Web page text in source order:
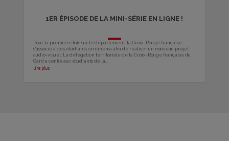
1ER ÉPISODE DE LA MINI-SÉRIE EN LIGNE !
Pour la première fois sur le département, la Croix-Rouge française
s'associe à des étudiants en cinéma afin de réaliser un nouveau projet
audio-visuel. La délégation territoriale de la Croix-Rouge française du
Gard a confié aux étudiants de la...
lire plus